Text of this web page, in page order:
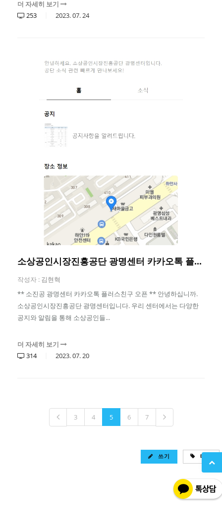
더 자세히 보기
253
2023.07.24
소상공인시장진흥공단 광명센터 카카오톡 플...
작성자 : 김현혁
** 소진공 광명센터 카카오톡 플러스친구 오픈 ** 안녕하십니까.
소상공인시장진흥공단 광명센터입니다. 우리 센터에서는 다양한
공지와 알림을 통해 소상공인들...
더 자세히 보기
314
2023.07.20
3 4 5 6 7
쓰기 태그